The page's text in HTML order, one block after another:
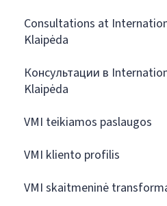
Consultations at
Klaipėda
Консультации в
Klaipėda
VMI teikiamos paslaugos
VMI kliento profilis
VMI skaitmeninė